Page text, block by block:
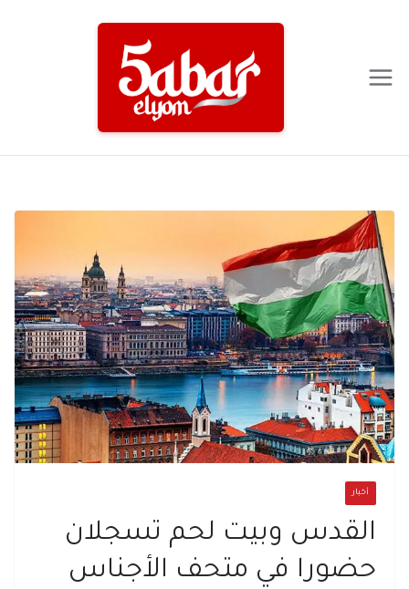
أخبار
القدس وبيت لحم تسجلان
حضورا في متحف الأجناس